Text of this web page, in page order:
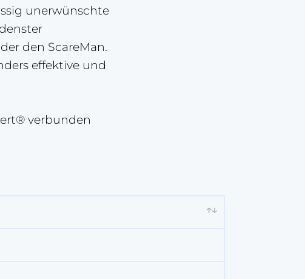
unerwünschte
den ScareMan.
effektive und
verbunden